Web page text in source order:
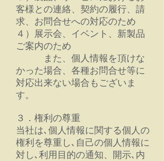
客様との連絡、契約の履行、請
求、お問合せへの対応のため
４）展示会、イベント、新製品
ご案内のため
また、個人情報を頂けな
かった場合、各種お問合せ等に
対応出来ない場合もございま
す。
３．権利の尊重
当社は､個人情報に関する個人の
権利を尊重し､自己の個人情報に
対し､利用目的の通知、開示､内